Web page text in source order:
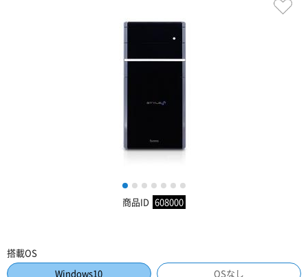
1 2 3 4 5 6
商品ID 608000
搭載OS
Windows10
OSなし